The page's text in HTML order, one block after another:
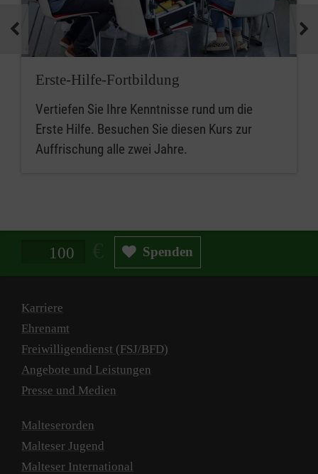
Erste-Hilfe-Fortbildung
Vertiefen Sie Ihre Kenntnisse rund um die
Erste Hilfe. Besuchen Sie diesen Kurs zur
Auffrischung alle zwei Jahre.
Spendenbetrag in Euro Spenden
Karriere
Ehrenamt
Freiwilligendienst (FSJ/BFD)
Angebote und Leistungen
Presse und Medien
Malteserorden
Malteser Jugend
Malteser International